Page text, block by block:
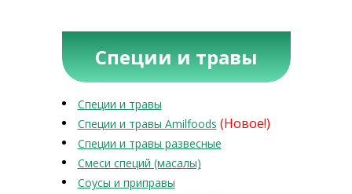
Специи и травы
Специи и травы
Специи и травы Amilfoods (Новое!)
Специи и травы развесные
Смеси специй (масалы)
Соусы и приправы